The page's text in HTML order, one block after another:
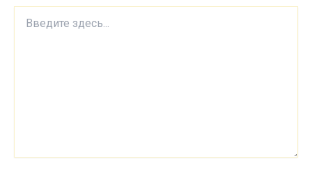
здесь...